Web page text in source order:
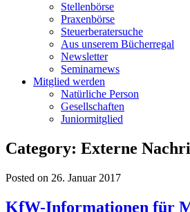
Stellenbörse
Praxenbörse
Steuerberatersuche
Aus unserem Bücherregal
Newsletter
Seminarnews
Mitglied werden
Natürliche Person
Gesellschaften
Juniormitglied
Category: Externe
Posted on 26. Januar 2017
KfW-Informationen für